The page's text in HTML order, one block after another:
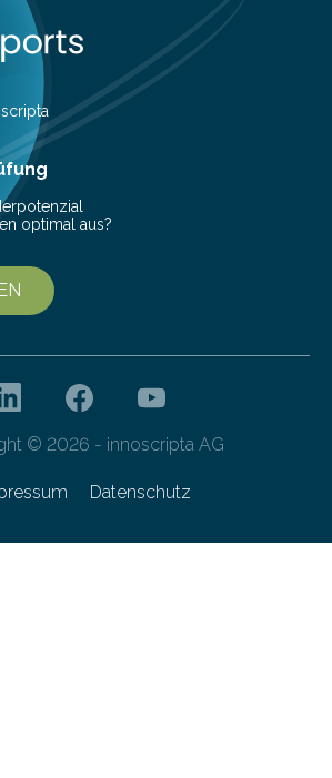
pro Jahr entspricht. Dieser
hat Wissenschaftlerinnen und
veranlasst, innovative Wege zur
zu erforschen. Neuer
und Supercomputer
optimal aus?
© 2026 - innoscripta AG
Datenschutz